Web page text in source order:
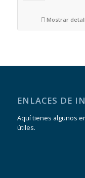
Mostrar
ENLACES DE
Aquí tienes algunos
útiles.